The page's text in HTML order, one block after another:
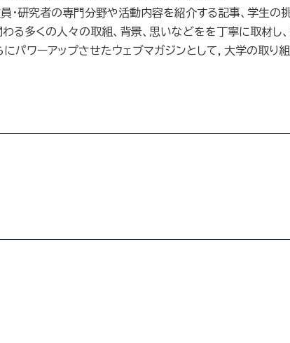
員・研究者の専門分野や活動内容を紹介する記事、学生
る多くの人々の取組、背景、思いなどをを丁寧に取材し
パワーアップさせたウェブマガジンとして，大学の取り